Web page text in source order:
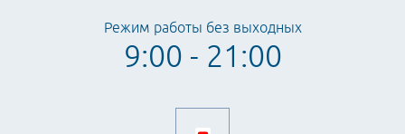
Режим работы без выходных
9:00 - 21:00